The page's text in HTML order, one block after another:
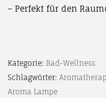
– Perfekt für den
Kategorie: Bad-Wellness
Schlagwörter:
Aroma Lampe